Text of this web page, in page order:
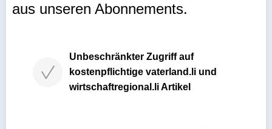
aus unseren Abonnements.
Unbeschränkter Zugriff auf
kostenpflichtige vaterland.li und
wirtschaftregional.li Artikel